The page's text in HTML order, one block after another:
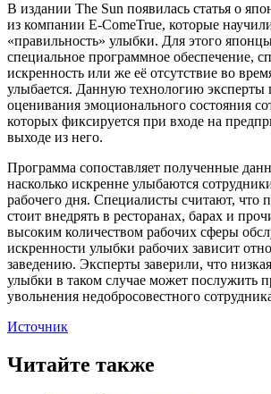
В издании The Sun появилась статья о
из компании E-ComeTrue, которые
«правильность» улыбки. Для этого
специальное программное обеспечение,
искренность или же её отсутствие во
улыбается. Данную технологию эксперты
оценивания эмоционального состояния
которых фиксируется при входе на
выходе из него.
Программа сопоставляет полученные
насколько искренне улыбаются
рабочего дня. Специалисты считают, что
стоит внедрять в ресторанах, барах и
высоким количеством рабочих сферы
искренности улыбки рабочих зависит
заведению. Эксперты заверили, что
улыбки в таком случае может послужить
увольнения недобросовестного
Источник
Читайте также